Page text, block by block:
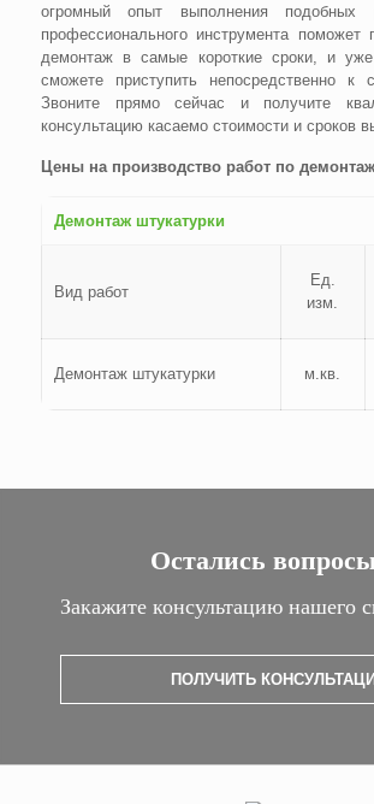
огромный опыт выполнения подобных
профессионального инструмента поможет
демонтаж в самые короткие сроки, и
сможете приступить непосредственно к
Звоните прямо сейчас и получите
консультацию касаемо стоимости и сроков
Цены на производство работ по
Демонтаж штукатурки
Вид работ
Ед.
изм.
Демонтаж штукатурки м.кв.
Остались
Закажите консультацию нашего
ПОЛУЧИТЬ